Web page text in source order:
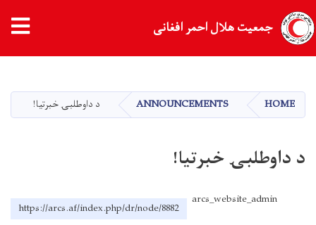
main
content
جمعیت هلال احمر افغانی
HOME
ANNOUNCEMENTS د داوطلبۍ خبرتیا!
د داوطلبۍ خبرتیا!
arcs_website_admin
https://arcs.af/index.php/dr/node/8882